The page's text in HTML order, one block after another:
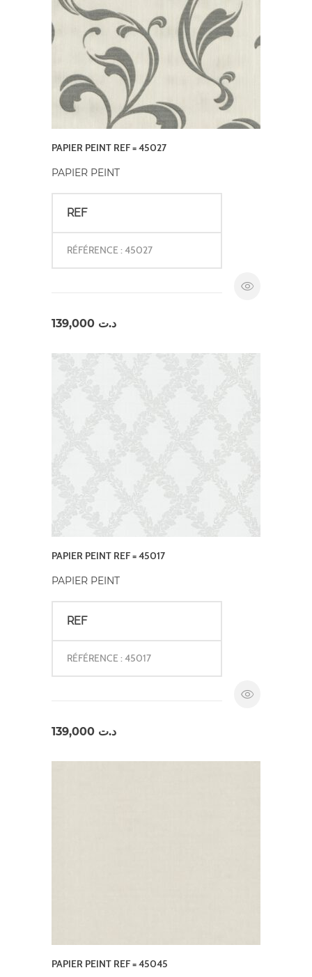
PAPIER PEINT REF = 45027
PAPIER PEINT
REF
RÉFÉRENCE : 45027
د.ت
PAPIER PEINT REF = 45017
PAPIER PEINT
REF
RÉFÉRENCE : 45017
د.ت
PAPIER PEINT REF = 45045